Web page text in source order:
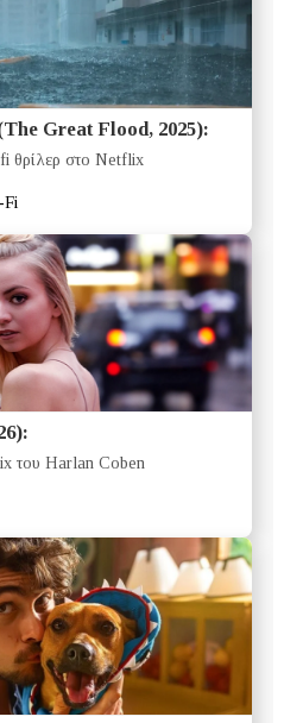
Great Flood, 2025):
θρίλερ στο Netflix
Fi
του Harlan Coben